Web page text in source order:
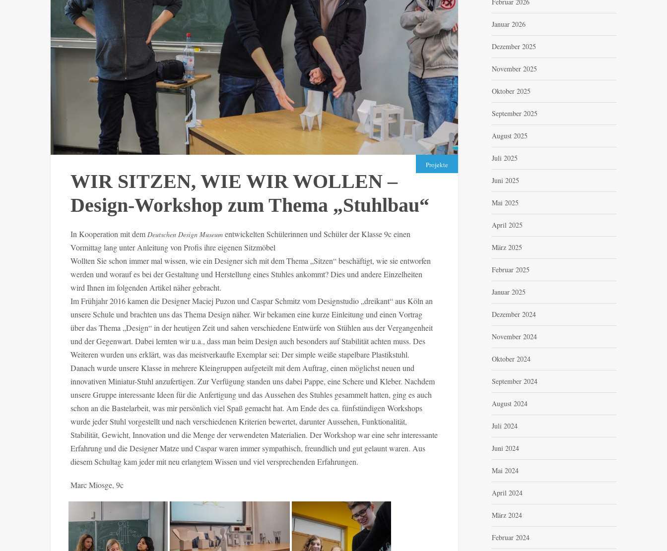
Projekte
WIR SITZEN, WIE WIR WOLLEN –
Design-Workshop zum Thema „Stuhlbau“
In Kooperation mit dem Deutschen Design Museum entwickelten Schülerinnen und Schüler der Klasse 9c einen
Vormittag lang unter Anleitung von Profis ihre eigenen Sitzmöbel
Wollten Sie schon immer mal wissen, wie ein Designer sich mit dem Thema „Sitzen“ beschäftigt, wie sie entworfen
werden und worauf es bei der Gestaltung und Herstellung eines Stuhles ankommt? Dies und andere Einzelheiten
wird Ihnen im folgenden Artikel näher gebracht.
Im Frühjahr 2016 kamen die Designer Maciej Puzon und Caspar Schmitz vom Designstudio „dreikant“ aus Köln an
unsere Schule und brachten uns das Thema Design näher. Wir bekamen eine kurze Einleitung und einen Vortrag
über das Thema „Design“ in der heutigen Zeit und sahen verschiedene Entwürfe von Stühlen aus der Vergangenheit
und der Gegenwart. Dabei lernten wir u.a., dass man beim Design auch besonders auf Stabilität achten muss. Des
Weiteren wurden uns erklärt, was das meistverkaufte Exemplar sei: Der simple weiße stapelbare Plastikstuhl.
Danach wurde unsere Klasse in mehrere Kleingruppen aufgeteilt mit dem Auftrag, einen möglichst neuen und
innovativen Miniatur-Stuhl anzufertigen. Zur Verfügung standen uns dabei Pappe, eine Schere und Kleber. Nachdem
unsere Gruppe interessante Ideen für die Anfertigung und das Aussehen des Stuhles gesammelt hatten, ging es auch
schon an die Bastelarbeit, was mir persönlich viel Spaß gemacht hat. Am Ende des ca. fünfstündigen Workshops
wurde jeder Stuhl vorgestellt und nach verschiedenen Kriterien bewertet, darunter Aussehen, Funktionalität,
Stabilität, Gewicht, Innovation und die Menge der verwendeten Materialien. Der Workshop war eine sehr interessante
Erfahrung und die Designer Matze und Caspar waren immer sympathisch, freundlich und gut gelaunt waren. Aus
diesem Schultag kam jeder mit neu erlangtem Wissen und viel versprechenden Erfahrungen.
Marc Miosge, 9c
Januar 2026
Dezember 2025
November 2025
Oktober 2025
September 2025
August 2025
Juli 2025
Juni 2025
Mai 2025
April 2025
März 2025
Februar 2025
Januar 2025
Dezember 2024
November 2024
Oktober 2024
September 2024
August 2024
Juli 2024
Juni 2024
Mai 2024
April 2024
März 2024
Februar 2024